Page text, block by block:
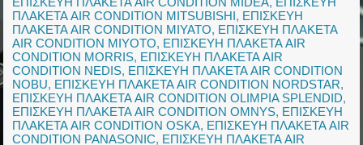
ΠΛΑΚΕΤΑ AIR CONDITION MITSUBISHI, ΕΠΙΣΚΕΥΗ
ΠΛΑΚΕΤΑ AIR CONDITION MIYATO, ΕΠΙΣΚΕΥΗ ΠΛΑΚΕΤΑ
AIR CONDITION MIYOTO, ΕΠΙΣΚΕΥΗ ΠΛΑΚΕΤΑ AIR
CONDITION MORRIS, ΕΠΙΣΚΕΥΗ ΠΛΑΚΕΤΑ AIR
CONDITION NEDIS, ΕΠΙΣΚΕΥΗ ΠΛΑΚΕΤΑ AIR CONDITION
NOBU, ΕΠΙΣΚΕΥΗ ΠΛΑΚΕΤΑ AIR CONDITION NORDSTAR,
ΕΠΙΣΚΕΥΗ ΠΛΑΚΕΤΑ AIR CONDITION OLIMPIA SPLENDID,
ΕΠΙΣΚΕΥΗ ΠΛΑΚΕΤΑ AIR CONDITION OMNYS, ΕΠΙΣΚΕΥΗ
ΠΛΑΚΕΤΑ AIR CONDITION OSKA, ΕΠΙΣΚΕΥΗ ΠΛΑΚΕΤΑ AIR
CONDITION PANASONIC, ΕΠΙΣΚΕΥΗ ΠΛΑΚΕΤΑ AIR